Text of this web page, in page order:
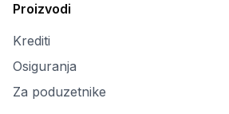
Proizvodi
Krediti
Osiguranja
Za poduzetnike